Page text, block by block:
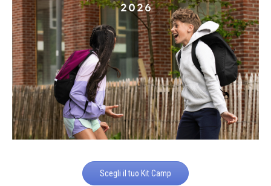
Scegli il tuo Kit Camp